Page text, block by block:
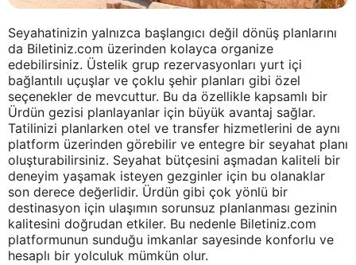
Seyahatinizin yalnızca başlangıcı değil dönüş planlarını
da Biletiniz.com üzerinden kolayca organize
edebilirsiniz. Üstelik grup rezervasyonları yurt içi
bağlantılı uçuşlar ve çoklu şehir planları gibi özel
seçenekler de mevcuttur. Bu da özellikle kapsamlı bir
Ürdün gezisi planlayanlar için büyük avantaj sağlar.
Tatilinizi planlarken otel ve transfer hizmetlerini de aynı
platform üzerinden görebilir ve entegre bir seyahat planı
oluşturabilirsiniz. Seyahat bütçesini aşmadan kaliteli bir
deneyim yaşamak isteyen gezginler için bu olanaklar
son derece değerlidir. Ürdün gibi çok yönlü bir
destinasyon için ulaşımın sorunsuz planlanması gezinin
kalitesini doğrudan etkiler. Bu nedenle Biletiniz.com
platformunun sunduğu imkanlar sayesinde konforlu ve
hesaplı bir yolculuk mümkün olur.